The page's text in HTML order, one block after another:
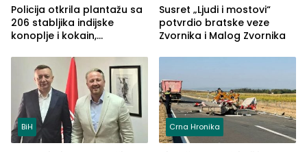
Policija otkrila plantažu sa
206 stabljika indijske
konoplje i kokain,
(FOTO)
Susret „Ljudi i mostovi“
potvrdio bratske veze
Zvornika i Malog Zvornika
BiH Crna Hronika